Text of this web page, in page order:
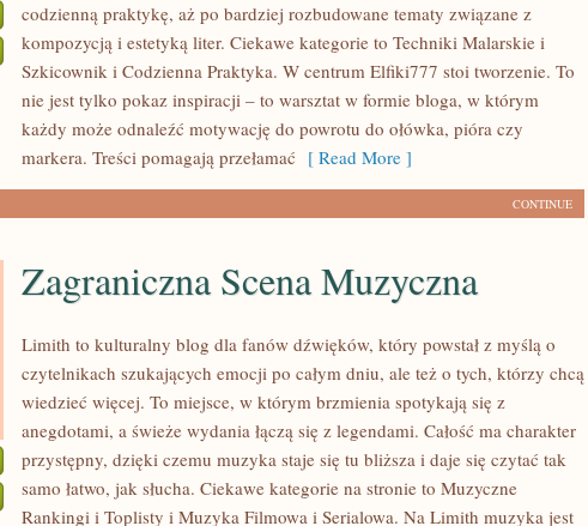
SZKICOWNIK
CODZIENNA
PRAKTYKA
codzienną praktykę, aż po bardziej rozbudowane tematy związane z
kompozycją i estetyką liter. Ciekawe kategorie to Techniki Malarskie i
Szkicownik i Codzienna Praktyka. W centrum Elfiki777 stoi tworzenie. To
nie jest tylko pokaz inspiracji – to warsztat w formie bloga, w którym
każdy może odnaleźć motywację do powrotu do ołówka, pióra czy
markera. Treści pomagają przełamać [ Read More ]
CONTINUE
ZAGRANICZNA
Zagraniczna Scena Muzyczna
Limith to kulturalny blog dla fanów dźwięków, który powstał z myślą o
czytelnikach szukających emocji po całym dniu, ale też o tych, którzy chcą
wiedzieć więcej. To miejsce, w którym brzmienia spotykają się z
anegdotami, a świeże wydania łączą się z legendami. Całość ma charakter
przystępny, dzięki czemu muzyka staje się tu bliższa i daje się czytać tak
samo łatwo, jak słucha. Ciekawe kategorie na stronie to Muzyczne
Rankingi i Toplisty i Muzyka Filmowa i Serialowa. Na Limith muzyka jest